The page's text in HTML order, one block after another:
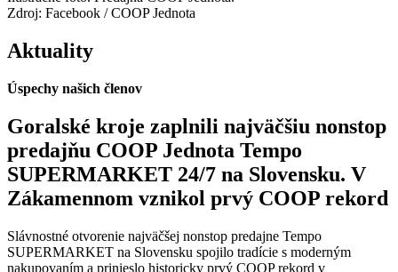
Zdroj: Facebook / COOP Jednota
Aktuality
Úspechy našich členov
Goralské kroje zaplnili najväčšiu nonstop
predajňu COOP Jednota Tempo
SUPERMARKET 24/7 na Slovensku. V
Zákamennom vznikol prvý COOP rekord
Slávnostné otvorenie najväčšej nonstop predajne Tempo
SUPERMARKET na Slovensku spojilo tradície s moderným
nakupovaním a prinieslo historicky prvý COOP rekord v